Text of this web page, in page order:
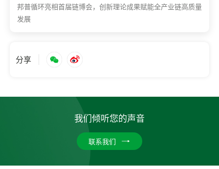
邦普循环亮相首届链博会，创新理论成果赋能全产业链高质量
发展
分享
我们倾听您的声音
联系我们